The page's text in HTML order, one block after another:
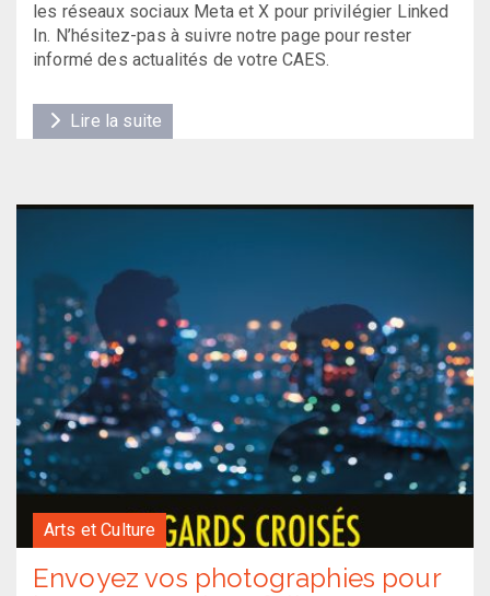
les réseaux sociaux Meta et X pour privilégier Linked
In. N’hésitez-pas à suivre notre page pour rester
informé des actualités de votre CAES.
Lire la suite
Arts et Culture
Envoyez vos photographies pour